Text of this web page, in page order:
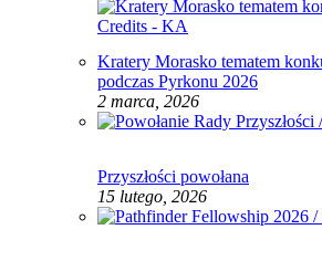
Kratery Morasko tematem
podczas Pyrkonu 2026
2 marca, 2026
Przyszłości powołana
15 lutego, 2026